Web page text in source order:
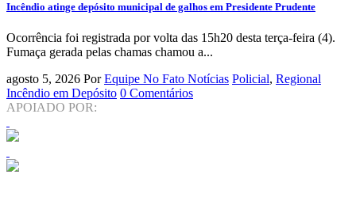
Incêndio atinge depósito municipal de galhos em Presidente Prudente
Ocorrência foi registrada por volta das 15h20 desta terça-feira (4).
Fumaça gerada pelas chamas chamou a...
agosto 5, 2026 Por Equipe No Fato Notícias Policial, Regional
Incêndio em Depósito 0 Comentários
APOIADO POR: